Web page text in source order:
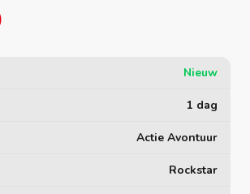
Nieuw
1 dag
Actie Avontuur
Rockstar